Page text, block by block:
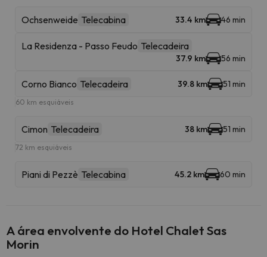
Ochsenweide Telecabina 33.4 km 46 min
La Residenza - Passo Feudo Telecadeira
37.9 km 56 min
Corno Bianco Telecadeira 39.8 km 51 min
60 km esquiáveis
Cimon Telecadeira 38 km 51 min
72 km esquiáveis
Piani di Pezzè Telecabina 45.2 km 60 min
A área envolvente do Hotel Chalet Sas
Morin